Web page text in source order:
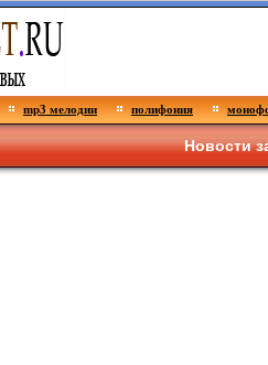
mp3 мелодии полифония
Новости